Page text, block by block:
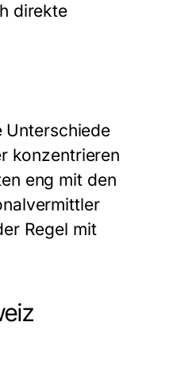
direkte
Unterschiede
konzentrieren
eng mit den
Regel mit